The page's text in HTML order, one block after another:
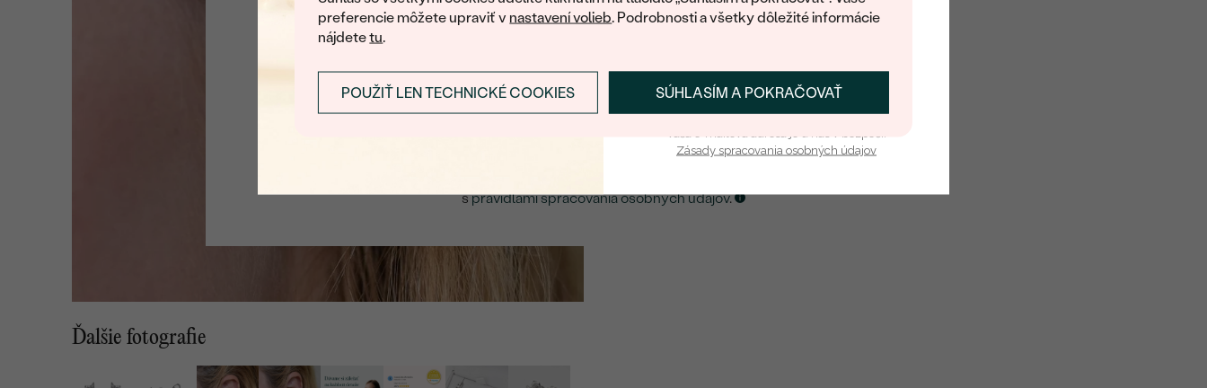
preferencie môžete upraviť v nastavení volieb. Podrobnosti a všetky dôležité informácie
nájdetetu.
SÚHLASÍM A POKRAČOVAŤ
POUŽIŤ LEN TECHNICKÉ COOKIES
Ďalšie fotografie
ZASLAŤ UPOZORNENIE NA TENTO
spravidlami spracovania osobných údajov.
Prihlásiť sa a získať zľavu
Zásady spracovania osobných údajov